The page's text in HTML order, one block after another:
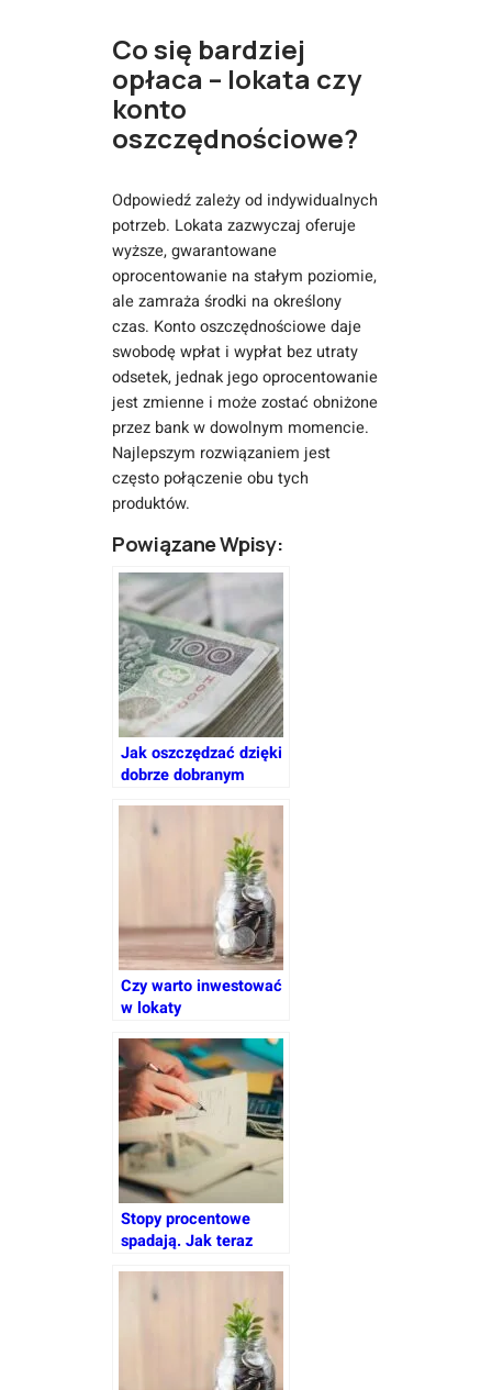
Co się bardziej
opłaca – lokata czy
konto
oszczędnościowe?
Odpowiedź zależy od indywidualnych
potrzeb. Lokata zazwyczaj oferuje
wyższe, gwarantowane
oprocentowanie na stałym poziomie,
ale zamraża środki na określony
czas. Konto oszczędnościowe daje
swobodę wpłat i wypłat bez utraty
odsetek, jednak jego oprocentowanie
jest zmienne i może zostać obniżone
przez bank w dowolnym momencie.
Najlepszym rozwiązaniem jest
często połączenie obu tych
produktów.
Powiązane Wpisy:
Jak oszczędzać dzięki
dobrze dobranym
Czy warto inwestować
w lokaty
Stopy procentowe
spadają. Jak teraz
stracić?